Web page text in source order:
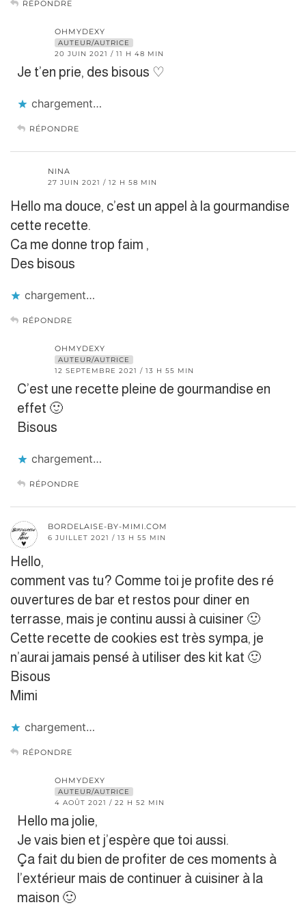
RÉPONDRE
OHMYDEXY
AUTEUR/AUTRICE
20 JUIN 2021 / 11 H 48 MIN
Je t’en prie, des bisous ♡
chargement…
RÉPONDRE
NINA
27 JUIN 2021 / 12 H 58 MIN
Hello ma douce, c’est un appel à la gourmandise
cette recette.
Ca me donne trop faim ,
Des bisous
chargement…
RÉPONDRE
OHMYDEXY
AUTEUR/AUTRICE
12 SEPTEMBRE 2021 / 13 H 55 MIN
C’est une recette pleine de gourmandise en
effet 🙂
Bisous
chargement…
RÉPONDRE
BORDELAISE-BY-MIMI.COM
6 JUILLET 2021 / 13 H 55 MIN
Hello,
comment vas tu? Comme toi je profite des ré
ouvertures de bar et restos pour diner en
terrasse, mais je continu aussi à cuisiner 🙂
Cette recette de cookies est très sympa, je
n’aurai jamais pensé à utiliser des kit kat 🙂
Bisous
Mimi
chargement…
RÉPONDRE
OHMYDEXY
AUTEUR/AUTRICE
4 AOÛT 2021 / 22 H 52 MIN
Hello ma jolie,
Je vais bien et j’espère que toi aussi.
Ça fait du bien de profiter de ces moments à
l’extérieur mais de continuer à cuisiner à la
maison 🙂